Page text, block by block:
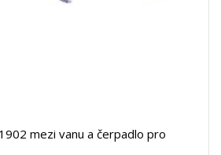
mezi vanu a čerpadlo pro